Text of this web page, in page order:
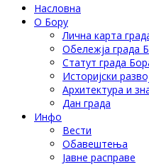
Насловна
О Бору
Лична карта
Обележја града
Статут града
Историјски
Архитектура и
Дан града
Инфо
Вести
Обавештења
Јавне расправе